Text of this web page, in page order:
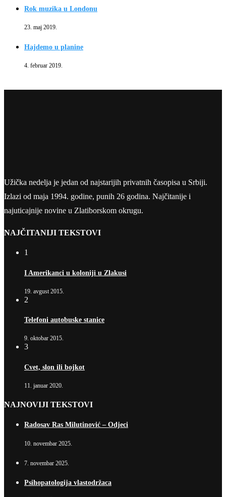
Rok muzika u Londonu
23. maj 2019.
Hajdemo u planine
4. februar 2019.
Užička nedelja je jedan od najstarijih privatnih časopisa u Srbiji.
Izlazi od maja 1994. godine, punih 26 godina. Najčitanije i
najuticajnije novine u Zlatiborskom okrugu.
NAJČITANIJI TEKSTOVI
1
I Amerikanci u koloniji u Zlakusi
19. avgust 2015.
2
Telefoni autobuske stanice
9. oktobar 2015.
3
Cvet, slon ili bojkot
11. januar 2020.
NAJNOVIJI TEKSTOVI
Radosav Ras Milutinović – Odjeci
10. novembar 2025.
7. novembar 2025.
Psihopatologija vlastodržaca